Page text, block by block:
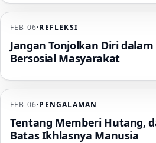
FEB 06·REFLEKSI
Jangan Tonjolkan Diri dalam
Bersosial Masyarakat
FEB 06·PENGALAMAN
Tentang Memberi Hutang,
Batas Ikhlasnya Manusia